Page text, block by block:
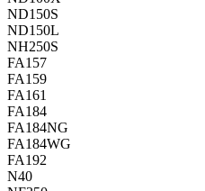
ND150S
ND150L
NH250S
FA157
FA159
FA161
FA184
FA184NG
FA184WG
FA192
N40